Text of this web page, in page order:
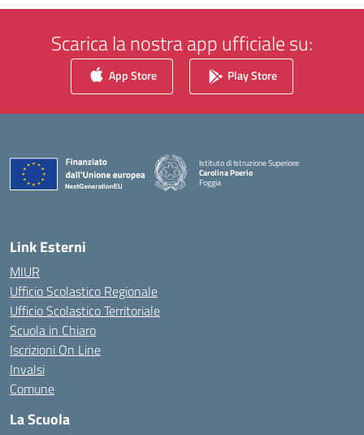
Scarica la nostra app ufficiale su:
App Store Play Store
Istituto di Istruzione Superiore
Carolina Poerio
Foggia
— Visita la pagina iniziale della scuola
Link Esterni
MIUR
Ufficio Scolastico Regionale
Ufficio Scolastico Territoriale
Scuola in Chiaro
Iscrizioni On Line
Invalsi
Comune
La Scuola